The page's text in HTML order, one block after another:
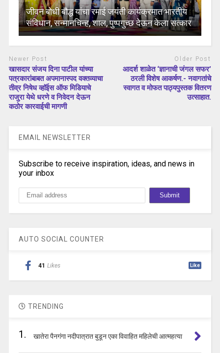
जीवन बोधी बौद्ध यांचा रमाई जयंती कार्यक्रमात भारतीय
संविधान, सन्मानचिन्ह, शाल, पुष्पगुच्छ देऊन केला सत्कार
Newer Post
खासदार संजय दिना पाटील यांच्या
पत्रकारांबाबत अपमानास्पद वक्तव्याचा
तीव्र निषेध व्हाॅईस ऑफ मिडियाचे
राजुरा येथे धरणे व निवेदन देऊन
कठोर कारवाईची मागणी
Older Post
आदर्श शाळेत ‘ज्ञानाची जंगल सफर’
ठरली विशेष आकर्षण.- नवागतांचे
स्वागत व मोफत पाठ्यपुस्तक वितरण
उत्साहात.
EMAIL NEWSLETTER
Subscribe to receive inspiration, ideas, and news in
your inbox
AUTO SOCIAL COUNTER
41 Likes Like
TRENDING
1. खातेरा पैनगंगा नदीपात्रात बुडून एका विवाहित महिलेची आत्महत्या